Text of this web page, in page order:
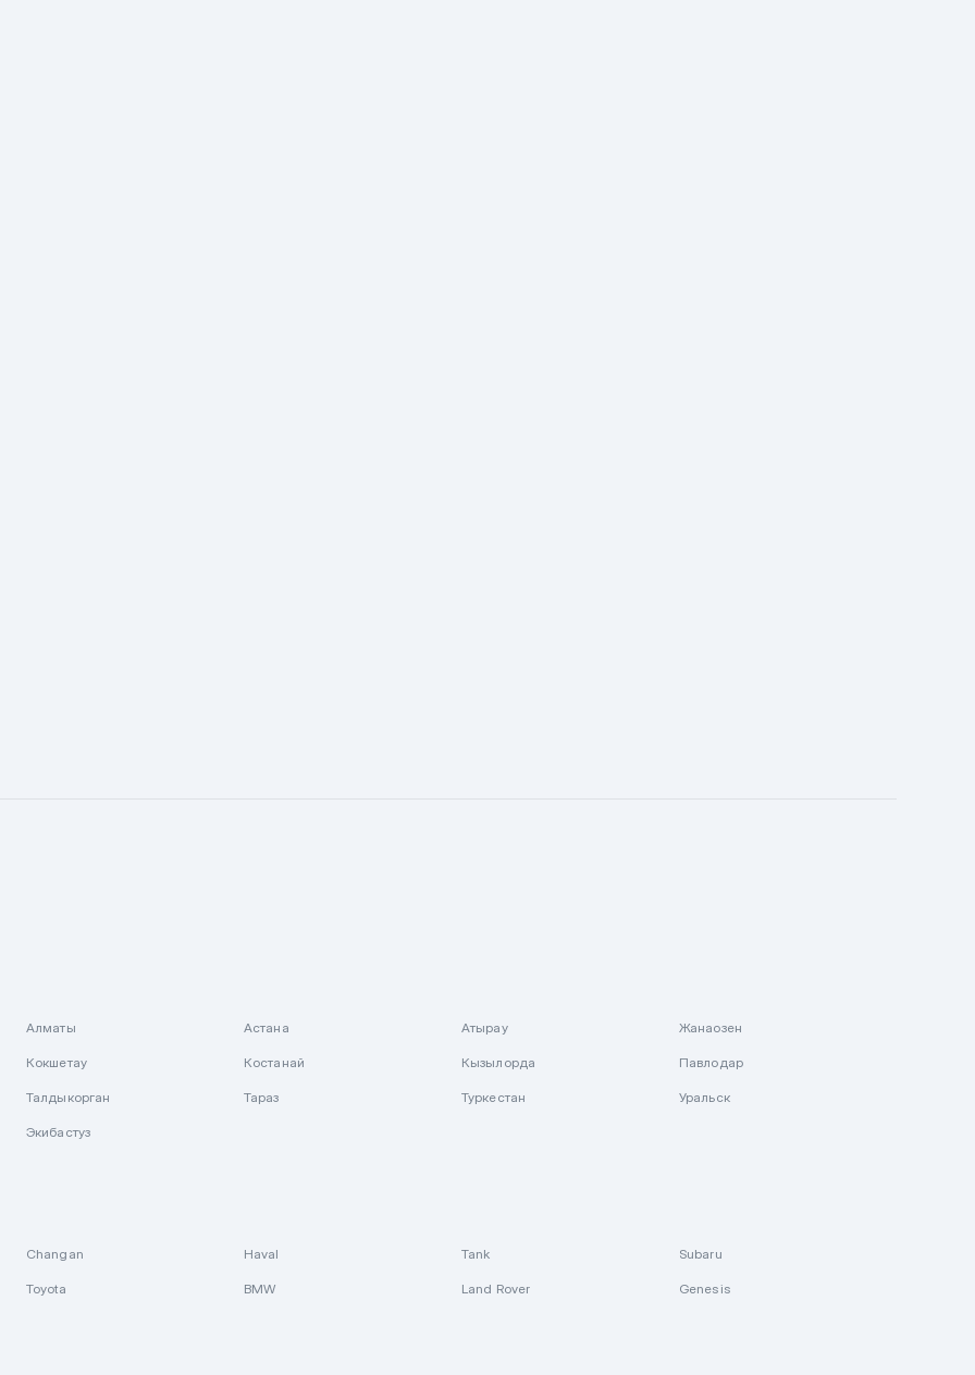
Алматы Астана Атырау Жанаозен
Кокшетау Костанай Кызылорда Павлодар
Талдыкорган Тараз Туркестан Уральск
Экибастуз
Changan Haval Tank Subaru
Toyota BMW Land Rover Genesis